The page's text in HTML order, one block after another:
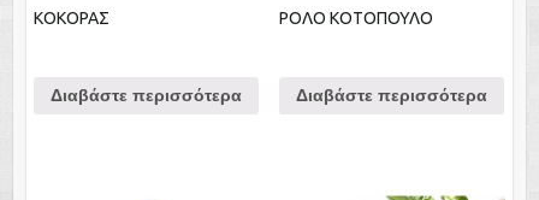
ΚΟΚΟΡΑΣ
Διαβάστε περισσότερα
ΡΟΛΟ ΚΟΤΟΠΟΥΛΟ
Διαβάστε περισσότερα